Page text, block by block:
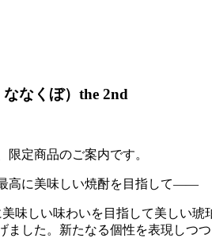
なくぼ）the 2nd
限定商品のご案内です。
高に美味しい焼酎を目指して――
美味しい味わいを目指して美しい
ました。新たなる個性を表現しつ